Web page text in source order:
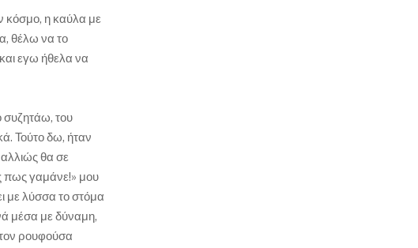
κόσμο, η καύλα με
θέλω να το
εγω ήθελα να
συζητάω, του
Τούτο δω, ήταν
θα σε
πως γαμάνε!» μου
με λύσσα το στόμα
μέσα με δύναμη,
ρουφούσα